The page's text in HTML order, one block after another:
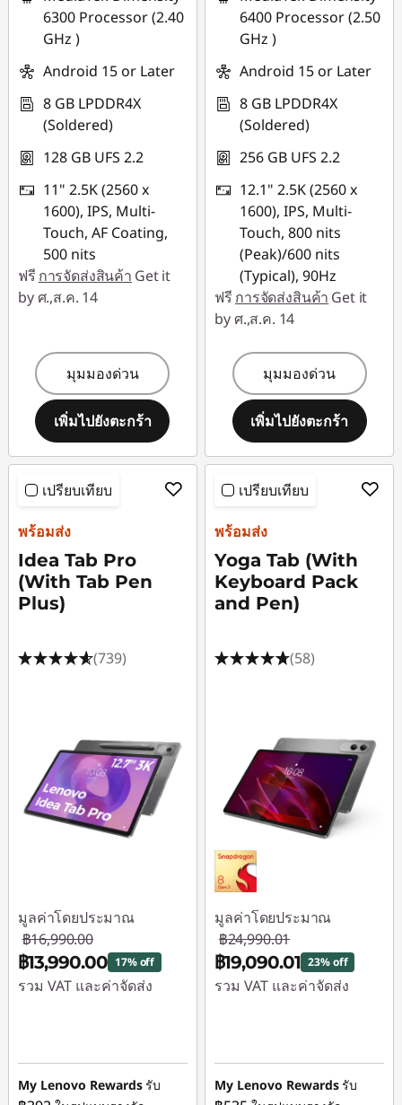
6300 Processor (2.40
GHz )
Android 15 or Later
8 GB LPDDR4X
(Soldered)
128 GB UFS 2.2
11" 2.5K (2560 x
1600), IPS, Multi-
Touch, AF Coating,
500 nits
ฟรี การจัดส่งสินค้า Get it
by ศ.,ส.ค. 14
มุมมองด่วน
เพิ่มไปยังตะกร้า
6400 Processor (2.50
GHz )
Android 15 or Later
8 GB LPDDR4X
(Soldered)
256 GB UFS 2.2
12.1" 2.5K (2560 x
1600), IPS, Multi-
Touch, 800 nits
(Peak)/600 nits
(Typical), 90Hz
ฟรี การจัดส่งสินค้า Get it
by ศ.,ส.ค. 14
มุมมองด่วน
เพิ่มไปยังตะกร้า
เปรียบเทียบ
พร้อมส่ง
Idea Tab Pro
(With Tab Pen
Plus)
(739)
มูลค่าโดยประมาณ
฿16,990.00
฿13,990.00 17% off
รวม VAT และค่าจัดส่ง
My Lenovo Rewardsรับ
เปรียบเทียบ
พร้อมส่ง
Yoga Tab (With
Keyboard Pack
and Pen)
(58)
มูลค่าโดยประมาณ
฿24,990.01
฿19,090.01 23% off
รวม VAT และค่าจัดส่ง
My Lenovo Rewardsรับ